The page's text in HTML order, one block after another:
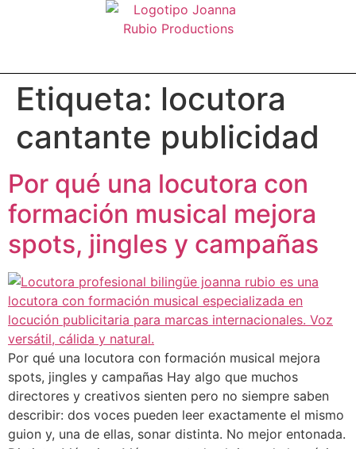
Etiqueta: locutora
cantante publicidad
Por qué una locutora con
formación musical mejora
spots, jingles y campañas
Por qué una locutora con formación musical mejora
spots, jingles y campañas Hay algo que muchos
directores y creativos sienten pero no siempre saben
describir: dos voces pueden leer exactamente el mismo
guion y, una de ellas, sonar distinta. No mejor entonada.